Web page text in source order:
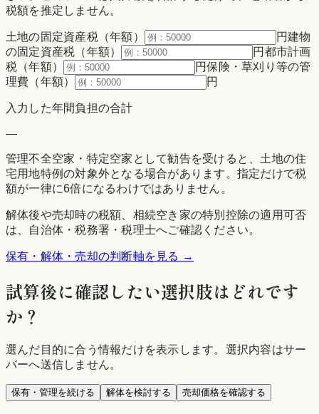
税額を推定しません。
土地の固定資産税（年額） 円建物
の固定資産税（年額）
円 都市計画
税（年額）
円保険・草刈り等の管
理費（年額）
円
入力した年間負担の合計
—
管理不全空家・特定空家として勧告を受けると、土地の住
宅用地特例の対象外となる場合があります。指定だけで税
額が一律に6倍になるわけではありません。
解体後や売却時の税額、相続空き家の特別控除の適用可否
は、自治体・税務署・税理士へご確認ください。
保有・解体・売却の判断軸を見る →
試算後に確認したい選択肢はどれです
か？
選んだ目的に合う情報だけを表示します。選択内容はサー
バーへ送信しません。
保有・管理を続ける 解体を検討する 売却価格を確認する